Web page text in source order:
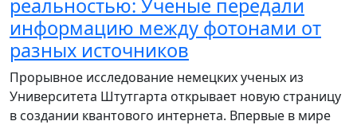
реальностью: Ученые передали
информацию между фотонами от
разных источников
Прорывное исследование немецких ученых из
Университета Штутгарта открывает новую страницу
в создании квантового интернета. Впервые в мире